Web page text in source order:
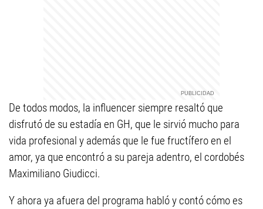
De todos modos, la influencer siempre resaltó que
disfrutó de su estadía en GH, que le sirvió mucho para
vida profesional y además que le fue fructífero en el
amor, ya que encontró a su pareja adentro, el cordobés
Maximiliano Giudicci.
Y ahora ya afuera del programa habló y contó cómo es